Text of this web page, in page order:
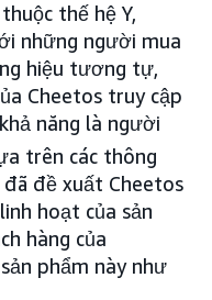
thế hệ Y,
những người mua
hiệu tương tự,
Cheetos truy cập
năng là người
trên các thông
đề xuất Cheetos
hoạt của sản
hàng của
phẩm này như